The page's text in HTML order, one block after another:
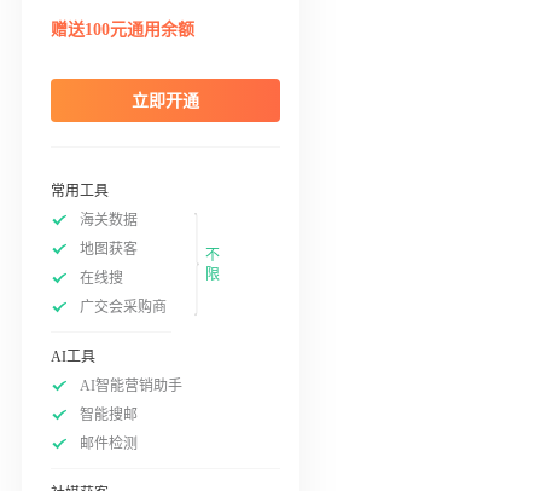
赠送100元通用余额
立即开通
常用工具
海关数据
地图获客
在线搜
广交会采购商
不
限
AI工具
AI智能营销助手
智能搜邮
邮件检测